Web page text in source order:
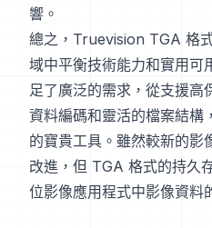
響。
總之，Truevision TGA 格
域中平衡技術能力和實用可
足了廣泛的需求，從支援高
資料編碼和靈活的檔案結構
的寶貴工具。雖然較新的影
改進，但 TGA 格式的持久
位影像應用程式中影像資料